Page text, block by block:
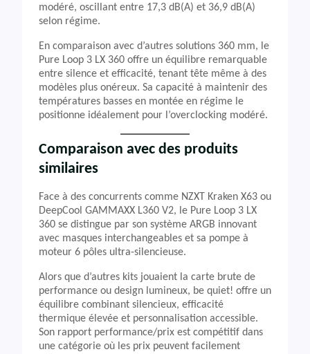
modéré, oscillant entre 17,3 dB(A) et 36,9 dB(A)
selon régime.
En comparaison avec d’autres solutions 360 mm, le
Pure Loop 3 LX 360 offre un équilibre remarquable
entre silence et efficacité, tenant tête même à des
modèles plus onéreux. Sa capacité à maintenir des
températures basses en montée en régime le
positionne idéalement pour l’overclocking modéré.
Comparaison avec des produits
similaires
Face à des concurrents comme NZXT Kraken X63 ou
DeepCool GAMMAXX L360 V2, le Pure Loop 3 LX
360 se distingue par son système ARGB innovant
avec masques interchangeables et sa pompe à
moteur 6 pôles ultra-silencieuse.
Alors que d’autres kits jouaient la carte brute de
performance ou design lumineux, be quiet! offre un
équilibre combinant silencieux, efficacité
thermique élevée et personnalisation accessible.
Son rapport performance/prix est compétitif dans
une catégorie où les prix peuvent facilement